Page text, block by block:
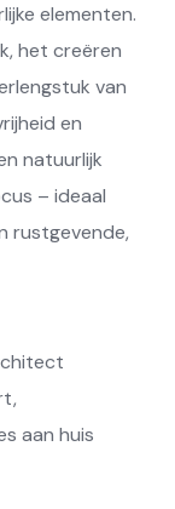
elementen.
het creëren
van
en
natuurlijk
– ideaal
rustgevende,
aan huis